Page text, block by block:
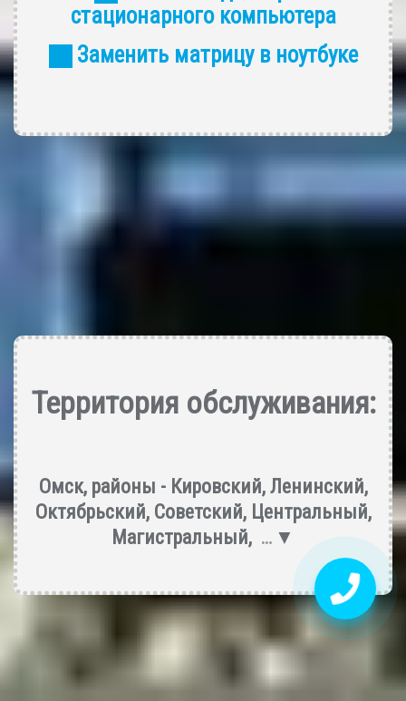
стационарного компьютера
Заменить матрицу в ноутбуке
Территория обслуживания:
Омск, районы - Кировский, Ленинский,
Октябрьский, Советский, Центральный,
Магистральный,